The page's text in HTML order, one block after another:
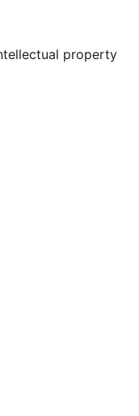
property